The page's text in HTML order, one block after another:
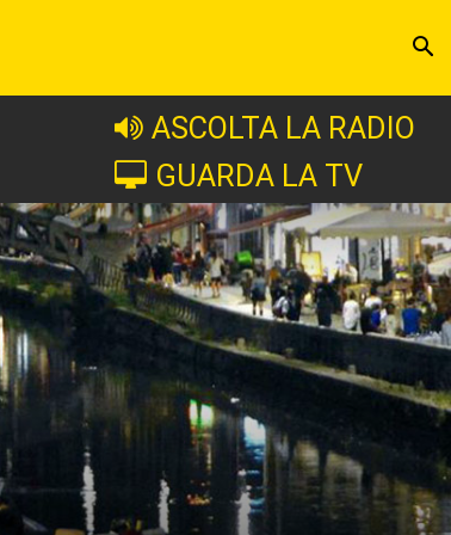
ASCOLTA LA RADIO
GUARDA LA TV